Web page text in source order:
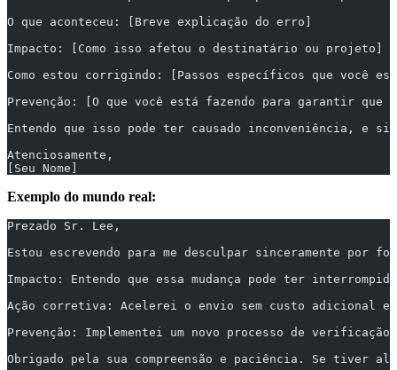
O que aconteceu: [Breve explicação do erro]
Impacto: [Como isso afetou o destinatário ou projeto]
Como estou corrigindo: [Passos específicos que você
Prevenção: [O que você está fazendo para garantir que
Entendo que isso pode ter causado inconveniência, e
Atenciosamente,
[Seu Nome]
Exemplo do mundo real:
Prezado Sr. Lee,
Estou escrevendo para me desculpar sinceramente
Impacto: Entendo que essa mudança pode ter
Ação corretiva: Acelerei o envio sem custo adicional e
Prevenção: Implementei um novo processo de
Obrigado pela sua compreensão e paciência. Se tiver